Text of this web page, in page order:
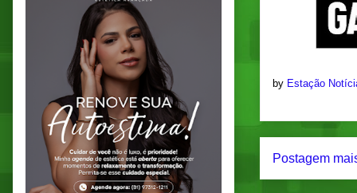
by Estação
Postagem